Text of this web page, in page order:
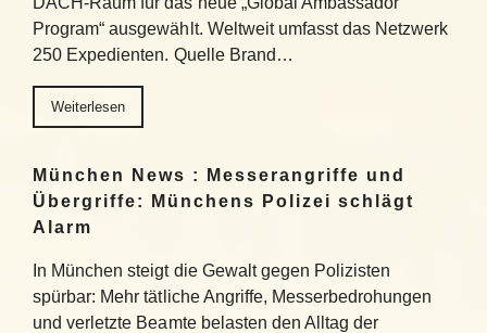
Program“ ausgewählt. Weltweit umfasst das Netzwerk
250 Expedienten. Quelle Brand…
Weiterlesen
München News : Messerangriffe und
Übergriffe: Münchens Polizei schlägt
Alarm
In München steigt die Gewalt gegen Polizisten
spürbar: Mehr tätliche Angriffe, Messerbedrohungen
und verletzte Beamte belasten den Alltag der